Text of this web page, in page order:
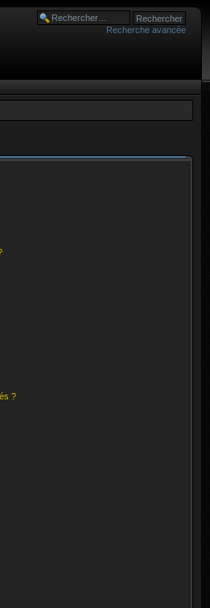
Recherche avancée
?